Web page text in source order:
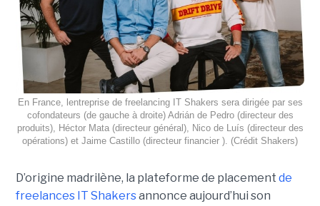
En France, lentreprise de freelancing IT Shakers sera dirigée par ses
cofondateurs (de gauche à droite) Adrián de Pedro (directeur des
produits), Héctor Mata (directeur général), Nico de Luís (directeur des
opérations) et Jaime Castillo (directeur financier ). (Crédit Shakers)
D’origine madrilène, la plateforme de placement de
freelances IT Shakersannonce aujourd’hui son